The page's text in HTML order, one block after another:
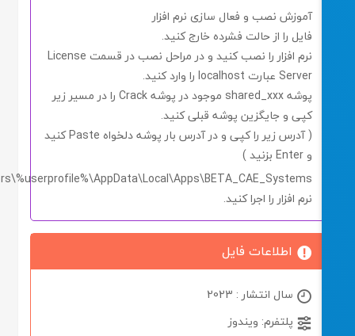
آموزش نصب و فعال سازی نرم افزار
فایل را از حالت فشرده خارج کنید.
نرم افزار را نصب کنید و در مراحل نصب در قسمتLicense
Serverعبارت localhostرا وارد کنید.
shared_xxxموجود در پوشهCrack را در مسیر زیر
کپی و جایگزین پوشه قبلی کنید.
( آدرس زیر راکپیو درآدرس بارپوشه دلخواهPaste کنید
Enter بزنید )
C:\Users\%userprofile%\AppData\Local\Apps\BETA_CAE_Systems
نرم افزار را اجرا کنید.
اطلاعات فایل
سال انتشار : 2023
پلتفرم: ویندوز